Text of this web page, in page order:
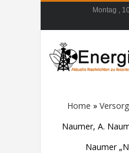
Montag ,
Home »
Naumer, A.
Naumer